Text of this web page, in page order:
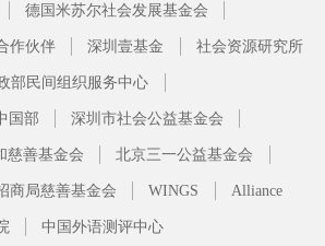
德国米苏尔社会发展基金会
作伙伴 深圳壹基金 社会资源研究所
部民间组织服务中心
国部 深圳市社会公益基金会
慈善基金会 北京三一公益基金会
商局慈善基金会 WINGS Alliance
中国外语测评中心